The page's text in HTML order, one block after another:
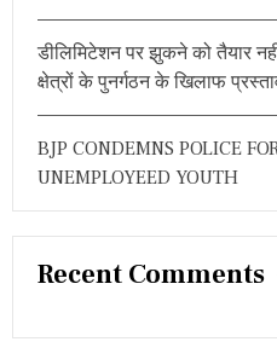
डीलिमिटेशन पर झुकने को तैयार
क्षेत्रों के पुनर्गठन के खिलाफ
BJP CONDEMNS POLICE
UNEMPLOYEED YOUTH
Recent Comments